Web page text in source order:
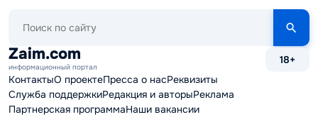
сайту
Zaim.com
информационный портал
18+
КонтактыО проектеПресса о насРеквизиты
Служба поддержкиРедакция и авторыРеклама
Партнерская программаНаши вакансии